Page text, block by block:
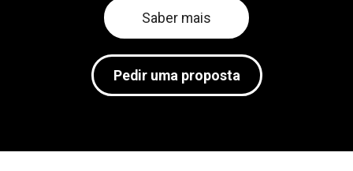
Saber mais
Pedir uma proposta